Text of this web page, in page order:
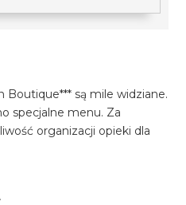
Boutique*** są mile widziane.
specjalne menu. Za
organizacji opieki dla